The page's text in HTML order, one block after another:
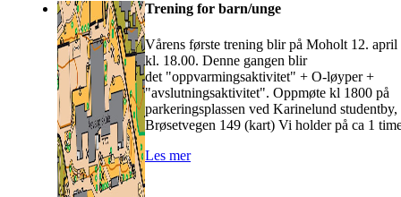
Trening for barn/unge
Vårens første trening blir på Moholt 12. april
kl. 18.00. Denne gangen blir
det "oppvarmingsaktivitet" + O-løyper +
"avslutningsaktivitet". Oppmøte kl 1800 på
parkeringsplassen ved Karinelund studentby,
Brøsetvegen 149 (kart) Vi holder på ca 1
Les mer